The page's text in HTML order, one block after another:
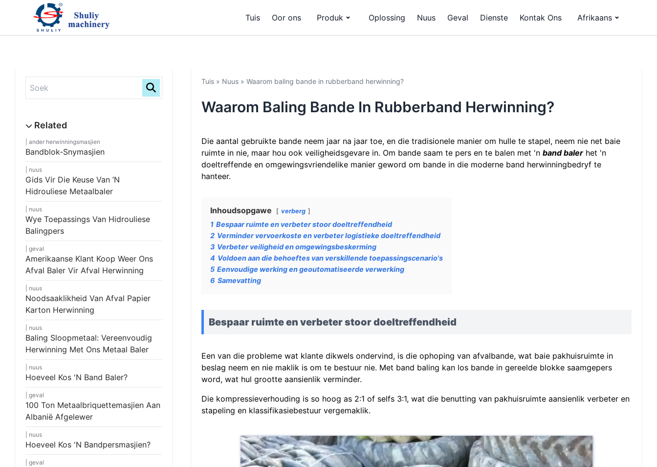
Tuis Oor ons Produk Oplossing Nuus Geval Dienste Kontak Ons Afrikaans
ander herwinningsmasjien
Bandblok-Snymasjien
nuus
Gids Vir Die Keuse Van ’n
Hidrouliese Metaalbaler
nuus
Wye Toepassings Van Hidrouliese
Balingpers
geval
Amerikaanse Klant Koop Weer Ons
Afval Baler Vir Afval Herwinning
nuus
Noodsaaklikheid Van Afval Papier
Karton Herwinning
nuus
Baling Sloopmetaal: Vereenvoudig
Herwinning Met Ons Metaal Baler
nuus
Hoeveel Kos 'n Band Baler?
geval
100 Ton Metaalbriquettemasjien Aan
Albanië Afgelewer
nuus
Hoeveel Kos 'n Bandpersmasjien?
geval
Tuis » Nuus » Waarom baling bande in rubberband herwinning?
Waarom Baling Bande In Rubberband Herwinning?
Die aantal gebruikte bande neem jaar na jaar toe, en die tradisionele manier om hulle te stapel, neem nie net baie
ruimte in nie, maar hou ook veiligheidsgevare in. Om bande saam te pers en te balen met 'n band baler het 'n
doeltreffende en omgewingsvriendelike manier geword om bande in die moderne band herwinningbedryf te
hanteer.
Inhoudsopgawe verberg
1 Bespaar ruimte en verbeter stoor doeltreffendheid
2 Verminder vervoerkoste en verbeter logistieke doeltreffendheid
3 Verbeter veiligheid en omgewingsbeskerming
4 Voldoen aan die behoeftes van verskillende toepassingscenario's
5 Eenvoudige werking en geoutomatiseerde verwerking
6 Samevatting
Bespaar ruimte en verbeter stoor doeltreffendheid
Een van die probleme wat klante dikwels ondervind, is die ophoping van afvalbande, wat baie pakhuisruimte in
beslag neem en nie maklik is om te bestuur nie. Met band baling kan los bande in gereelde blokke saamgepers
word, wat hul grootte aansienlik verminder.
Die kompressieverhouding is so hoog as 2:1 of selfs 3:1, wat die benutting van pakhuisruimte aansienlik verbeter en
stapeling en klassifikasiebestuur vergemaklik.